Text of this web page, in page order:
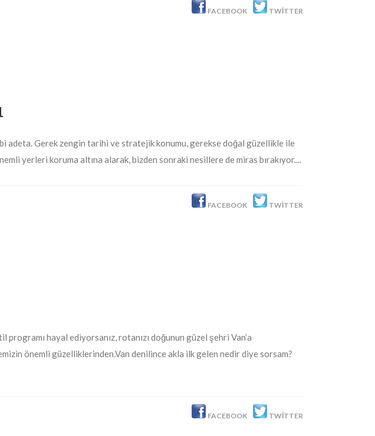
FACEBOOK TWITTER
adeta. Gerek zengin tarihi ve stratejik konumu, gerekse doğal güzellikle ile
yerleri koruma altına alarak, bizden sonraki nesillere de miras bırakıyor....
FACEBOOK TWITTER
hayal ediyorsanız, rotanızı doğunun güzel şehri Van’a
önemli güzelliklerinden.Van denilince akla ilk gelen nedir diye sorsam?
FACEBOOK TWITTER